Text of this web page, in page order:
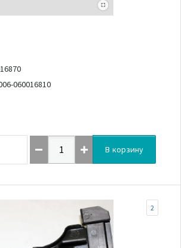
060016810
В корзину
2